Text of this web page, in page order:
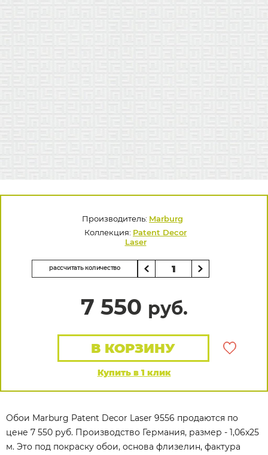
Производитель: Marburg
Коллекция: Patent Decor
Laser
рассчитать количество
7 550 руб.
Купить в 1 клик
В КОРЗИНУ
Обои Marburg Patent Decor Laser 9556 продаются по
цене 7 550 руб. Производство Германия, размер - 1,06x25
м. Это под покраску обои, основа флизелин, фактура